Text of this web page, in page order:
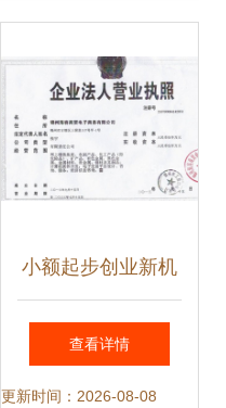
家信息资讯与支持
服务”投标书中识别
小额起步创业新机
遇 沈阳区域代理加
盟项目深度解析
查看详情
更新时间：2026-08-08